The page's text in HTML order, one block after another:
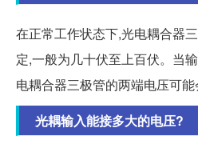
在正常工作状态下,光电耦合器
定,一般为几十伏至上百伏。当
电耦合器三极管的两端电压可能
光耦输入能接多大的电压?